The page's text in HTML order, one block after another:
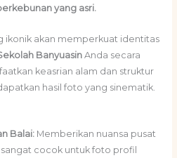
yang asri.
ikonik akan memperkuat identitas
BanyuasinAnda secara
keasrian alam dan struktur
hasil foto yang sinematik.
Balai:Memberikan nuansa pusat
cocok untuk foto profil